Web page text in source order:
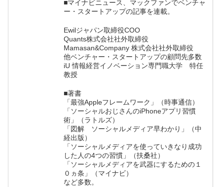
■マイナビニュース、マックファンでベンチャ
ー・スタートアップの記事を連載。
Ewilジャパン取締役COO
Quants株式会社社外取締役
Mamasan&Company 株式会社社外取締役
他ベンチャー・スタートアップの顧問先多数
iU 情報経営イノベーション専門職大学 特任
教授
■著書
「最強Appleフレームワーク」（時事通信）
「ソーシャルおじさんのiPhoneアプリ習慣
術」（ラトルズ）
「図解 ソーシャルメディア早わかり」（中
経出版）
「ソーシャルメディアを使っていきなり成功
した人の4つの習慣」（扶桑社）
「ソーシャルメディアを武器にするための１
０ヵ条」（マイナビ）
など多数。